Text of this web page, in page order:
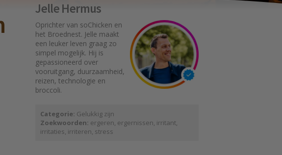
Jelle Hermus
Oprichter van soChicken en
het Broednest. Jelle maakt
een leuker leven graag zo
simpel mogelijk. Hij is
gepassioneerd over
vooruitgang, duurzaamheid,
reizen, technologie en
broccoli.
Categorie: Gelukkig zijn
Zoekwoorden: ergeren, ergernissen, irritant,
irritaties, irriteren, stress